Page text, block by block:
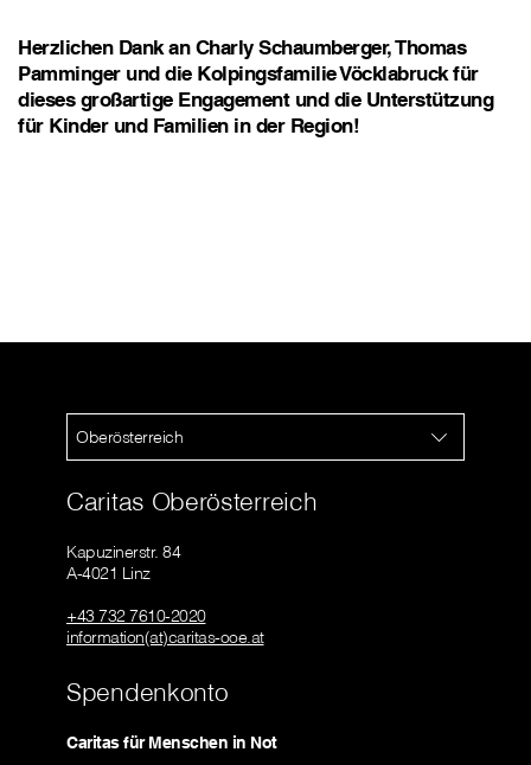
Herzlichen Dank an Charly Schaumberger, Thomas
Pamminger und die Kolpingsfamilie Vöcklabruck für
dieses großartige Engagement und die Unterstützung
für Kinder und Familien in der Region!
Oberösterreich
Caritas Oberösterreich
Kapuzinerstr. 84
A-4021 Linz
+43 732 7610-2020
information(at)caritas-ooe.at
Spendenkonto
Caritas für Menschen in Not